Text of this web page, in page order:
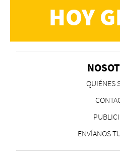
HOY
QUIÉNES
ENVÍANOS